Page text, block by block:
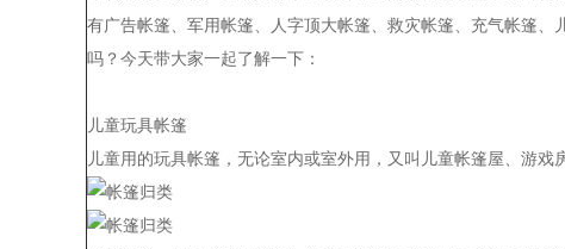
有广告帐篷、军用帐篷、人字顶大帐篷、救灾帐篷、充气帐篷
吗？今天带大家一起了解一下：
儿童玩具帐篷
儿童用的玩具帐篷，无论室内或室外用，又叫儿童帐篷屋、游戏